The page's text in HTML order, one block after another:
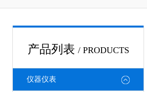
产品列表 / PRODUCTS
仪器仪表